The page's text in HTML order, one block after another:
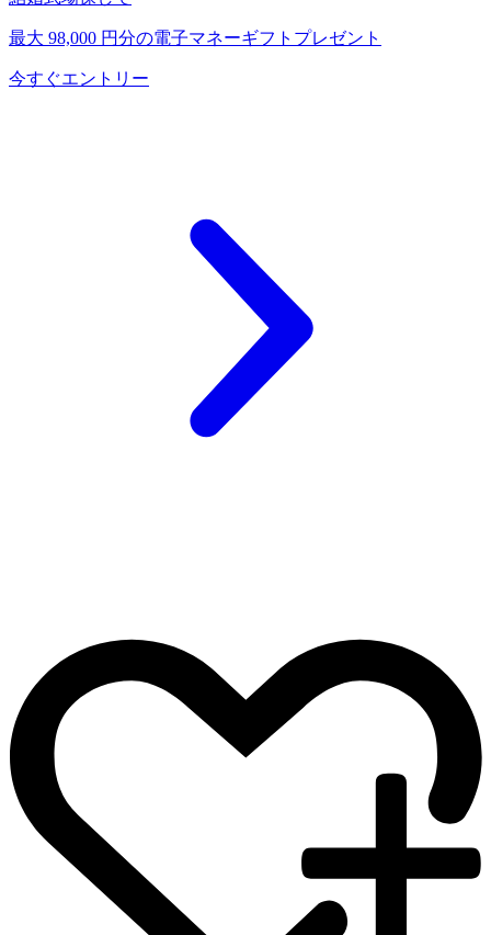
最大 98,000 円分の電子マネーギフトプレゼント
今すぐエントリー